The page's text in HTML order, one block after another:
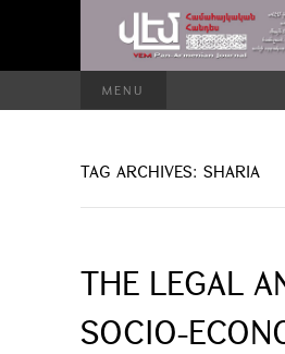
MENU
TAG ARCHIVES: SHARIA
THE LEGAL
SOCIO-